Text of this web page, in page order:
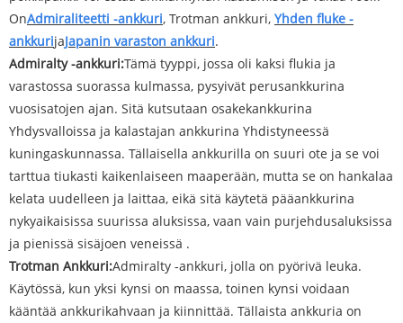
OnAdmiraliteetti -ankkuri, Trotman ankkuri, Yhden fluke -
ankkurijaJapanin varaston ankkuri.
Admiralty -ankkuri:Tämä tyyppi, jossa oli kaksi flukia ja
varastossa suorassa kulmassa, pysyivät perusankkurina
vuosisatojen ajan. Sitä kutsutaan osakekankkurina
Yhdysvalloissa ja kalastajan ankkurina Yhdistyneessä
kuningaskunnassa. Tällaisella ankkurilla on suuri ote ja se voi
tarttua tiukasti kaikenlaiseen maaperään, mutta se on hankalaa
kelata uudelleen ja laittaa, eikä sitä käytetä pääankkurina
nykyaikaisissa suurissa aluksissa, vaan vain purjehdusaluksissa
ja pienissä sisäjoen veneissä .
Trotman Ankkuri:Admiralty -ankkuri, jolla on pyörivä leuka.
Käytössä, kun yksi kynsi on maassa, toinen kynsi voidaan
kääntää ankkurikahvaan ja kiinnittää. Tällaista ankkuria on